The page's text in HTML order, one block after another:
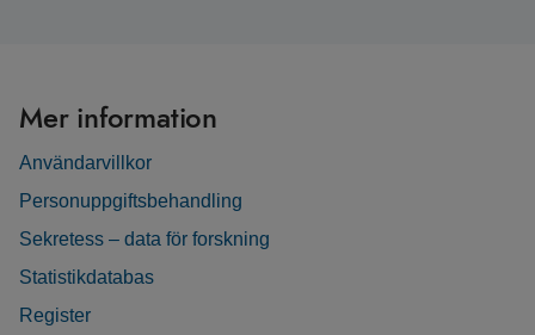
Mer information
Användarvillkor
Personuppgiftsbehandling
Sekretess – data för forskning
Statistikdatabas
Register